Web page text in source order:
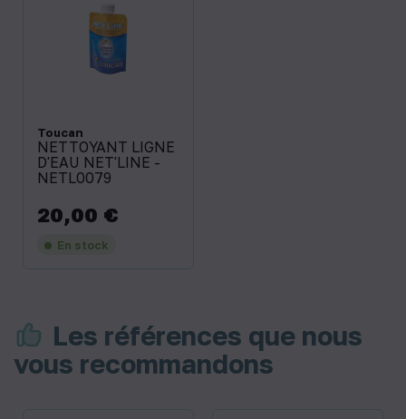
Toucan
NETTOYANT LIGNE
D'EAU NET'LINE -
NETL0079
Prix
20,00 €
En stock
Les références que nous
vous recommandons